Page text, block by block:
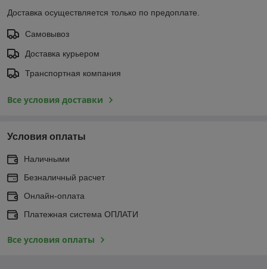
Доставка осуществляется только по предоплате.
Самовывоз
Доставка курьером
Транспортная компания
Все условия доставки
Условия оплаты
Наличными
Безналичный расчет
Онлайн-оплата
Платежная система ОПЛАТИ
Все условия оплаты